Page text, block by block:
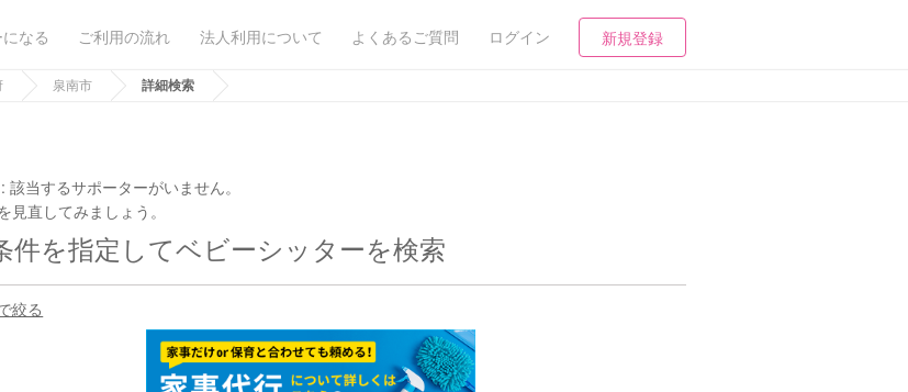
なる ご利用の流れ 法人利用について よくあるご質問 ログイン 新規登録
泉南市 詳細検索
:該当するサポーターがいません。
見直してみましょう。
件を指定してベビーシッターを検索
絞る